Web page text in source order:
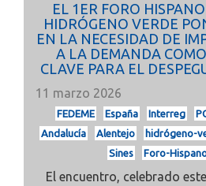
EL 1ER FORO
HIDRÓGENO VERDE
EN LA NECESIDAD DE
A LA DEMANDA
CLAVE PARA EL
11 marzo 2026
FEDEME España Interreg
Andalucía
Alentejo hidrógeno-
Sines
Foro-
El encuentro, celebrado